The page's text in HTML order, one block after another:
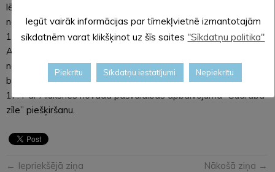
lēmumā Nr.476 “Par amata vietām un atlīdzību Alūksnes
novada pašvaldībā”.
16. Par saistošo noteikumu Nr._/2018 “Par grozījumiem
Alūksnes novada domes 2018. gada 31. janvāra saistošajos
noteikumos Nr.1/2018 “Par Alūksnes novada pašvaldības
budžetu 2018. gadam”” izdošanu.
17. Par Alūksnes novada pašvaldības apbalvojuma “Sudraba
zīle” piešķiršanu.
← Iepriekšējā ziņa Nākošā ziņa →
Iegūt vairāk informācijas par tīmekļvietnē izmantotajām
sīkdatnēm varat klikšķinot uz šīs saites "Sīkdatņu politika"
Piekrītu Sīkdatņu iestatījumi Nepiekrītu